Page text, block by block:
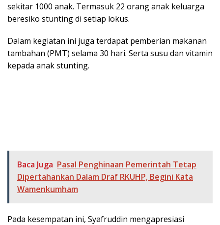
sekitar 1000 anak. Termasuk 22 orang anak keluarga
beresiko stunting di setiap lokus.
Dalam kegiatan ini juga terdapat pemberian makanan
tambahan (PMT) selama 30 hari. Serta susu dan vitamin
kepada anak stunting.
Baca Juga Pasal Penghinaan Pemerintah Tetap
Dipertahankan Dalam Draf RKUHP, Begini Kata
Wamenkumham
Pada kesempatan ini, Syafruddin mengapresiasi